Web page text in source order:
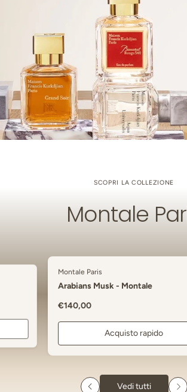
SCOPRI LA COLLEZIONE
Montale
Montale Paris
Arabians Musk - Montale
Prezzo normale
€140,00
Acquisto rapido
Vedi tutti